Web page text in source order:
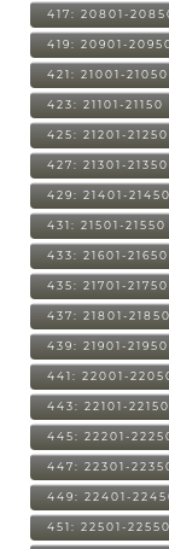
417: 20801-
419: 20901-
421: 21001-21050
423: 21101-21150
425: 21201-21250
427: 21301-21350
429: 21401-21450
431: 21501-21550
433: 21601-21650
435: 21701-21750
437: 21801-21850
439: 21901-21950
441: 22001-
443: 22101-22150
445: 22201-
447: 22301-
449: 22401-
451: 22501-22550